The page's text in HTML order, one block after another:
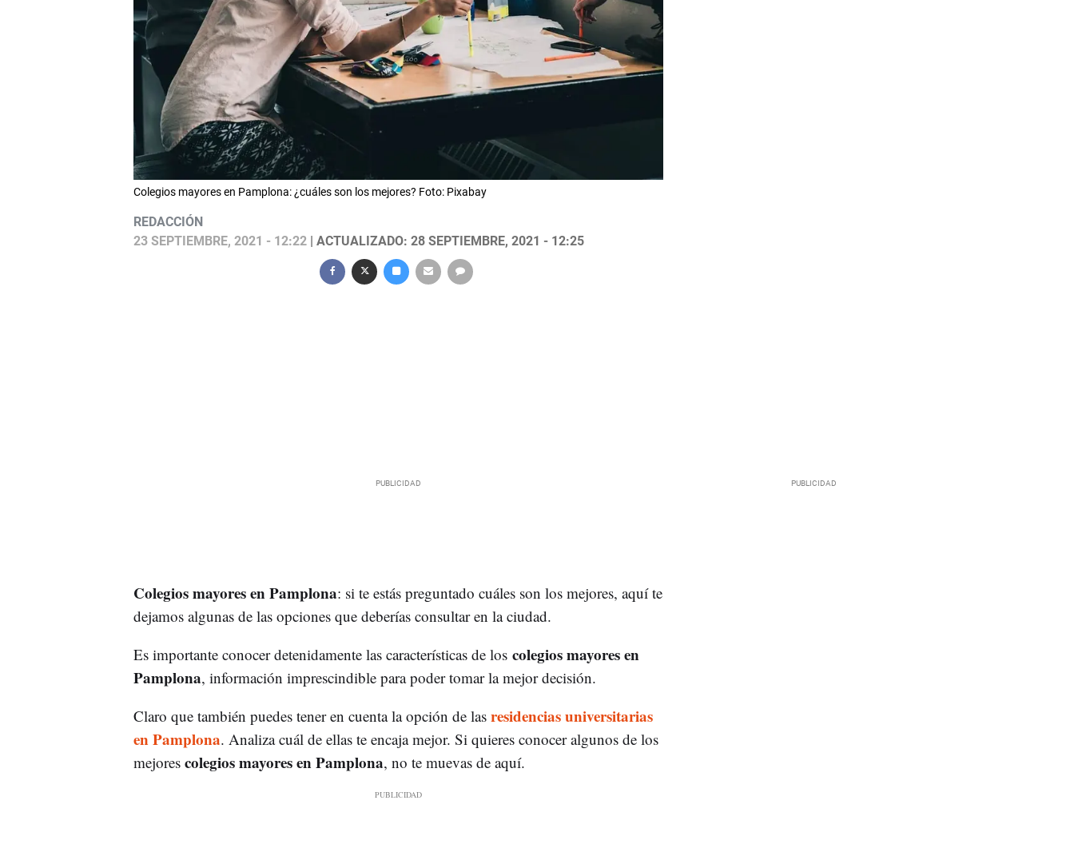
Colegios mayores en Pamplona: ¿cuáles son los mejores? Foto: Pixabay
REDACCIÓN
23 SEPTIEMBRE, 2021 - 12:22| ACTUALIZADO: 28 SEPTIEMBRE, 2021 - 12:25
Colegios mayores en Pamplona: si te estás preguntado cuáles son los mejores, aquí te
dejamos algunas de las opciones que deberías consultar en la ciudad.
Es importante conocer detenidamente las características de los colegios mayores en
Pamplona, información imprescindible para poder tomar la mejor decisión.
Claro que también puedes tener en cuenta la opción de las residencias universitarias
en Pamplona. Analiza cuál de ellas te encaja mejor. Si quieres conocer algunos de los
mejores colegios mayores en Pamplona, no te muevas de aquí.